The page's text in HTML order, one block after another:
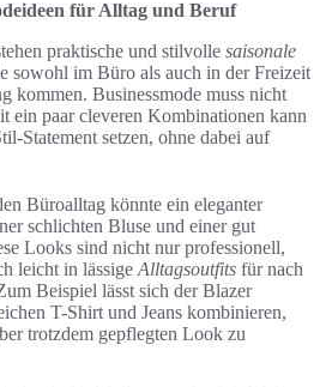
für Alltag und Beruf
praktische und stilvolle saisonale
sowohl im Büro als auch in der Freizeit
kommen. Businessmode muss nicht
ein paar cleveren Kombinationen kann
Statement setzen, ohne dabei auf
Büroalltag könnte ein eleganter
schlichten Bluse und einer gut
Looks sind nicht nur professionell,
leicht in lässige Alltagsoutfits für nach
Beispiel lässt sich der Blazer
T-Shirt und Jeans kombinieren,
trotzdem gepflegten Look zu